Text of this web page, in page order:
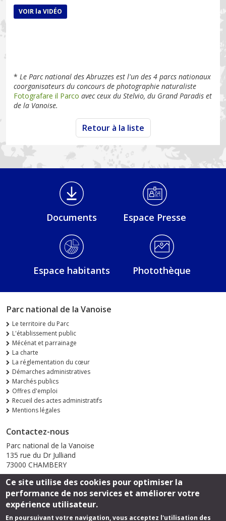
VOIR la VIDÉO
* Le Parc national des Abruzzes est l'un des 4 parcs nationaux
coorganisateurs du concours de photographie naturaliste
Fotografare il Parco avec ceux du Stelvio, du Grand Paradis et
de la Vanoise.
Retour à la liste
Médiathèque Footer
Documents Espace Presse
Espace habitants Photothèque
Parc national de la Vanoise
Le territoire du Parc
L'établissement public
Mécénat et parrainage
La charte
La réglementation du cœur
Démarches administratives
Marchés publics
Offres d'emploi
Recueil des actes administratifs
Mentions légales
Contactez-nous
Parc national de la Vanoise
135 rue du Dr Julliand
73000 CHAMBERY
Envoyer un email
Ce site utilise des cookies pour optimiser la
performance de nos services et améliorer votre
expérience utilisateur.
En poursuivant votre navigation, vous acceptez l'utilisation des